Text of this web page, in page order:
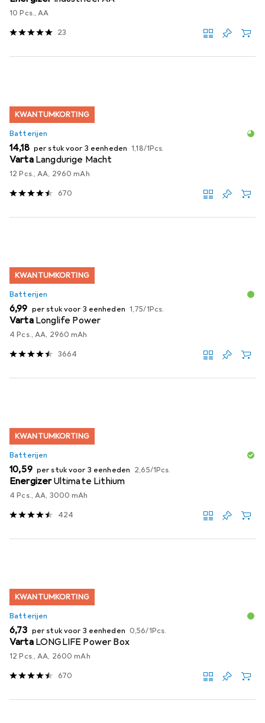
10 Pcs., AA
23
KWANTUMKORTING
Batterijen
EUR
14,18 per stuk voor 3 eenheden EUR
1,18/1Pcs.
Varta Langdurige Macht
12 Pcs., AA, 2960 mAh
670
KWANTUMKORTING
Batterijen
EUR
6,99 per stuk voor 3 eenheden EUR
1,75/1Pcs.
Varta Longlife Power
4 Pcs., AA, 2960 mAh
3664
KWANTUMKORTING
Batterijen
EUR
10,59 per stuk voor 3 eenheden EUR
2,65/1Pcs.
EnergizerUltimate Lithium
4 Pcs., AA, 3000 mAh
424
KWANTUMKORTING
Batterijen
EUR
6,73 per stuk voor 3 eenheden EUR
0,56/1Pcs.
Varta LONGLIFE Power Box
12 Pcs., AA, 2600 mAh
670